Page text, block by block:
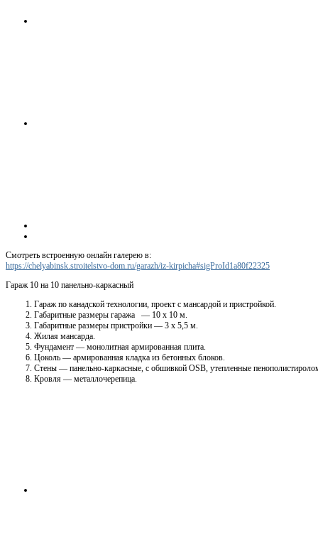
Смотреть встроенную онлайн галерею в:
https://chelyabinsk.stroitelstvo-dom.ru/garazh/iz-kirpicha#sigProId1a80f22325
Гараж 10 на 10 панельно-каркасный
Гараж по канадской технологии, проект с мансардой и пристройкой.
Габаритные размеры гаража — 10 х 10 м.
Габаритные размеры пристройки — 3 х 5,5 м.
Жилая мансарда.
Фундамент — монолитная армированная плита.
Цоколь — армированная кладка из бетонных блоков.
Стены — панельно-каркасные, с обшивкой OSB, утепленные
Кровля — металлочерепица.